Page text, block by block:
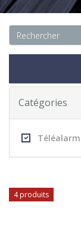
Catégories
4 produits